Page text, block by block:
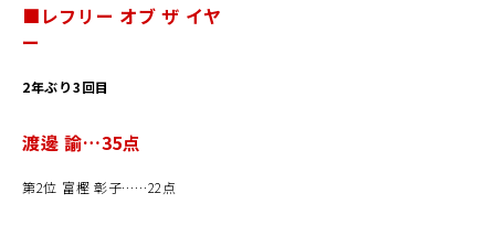
■レフリー オブ ザ イヤ
ー
2年ぶり3回目
渡邊 諭…35点
第2位 富樫 彰子……22点